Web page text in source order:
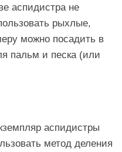
аспидистра не
рыхлые,
можно посадить в
пальм и песка (или
аспидистры
метод деления